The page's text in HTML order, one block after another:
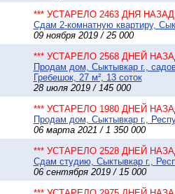
*** УСТАРЕЛО 2463 ДНЯ НАЗАД
Сдам 2-комнатную квартиру,
09 ноября 2019 / 25 000
*** УСТАРЕЛО 2568 ДНЕЙ
Продам дом, Сыктывкар г.,
Гребешок, 27 м², 13 соток
28 июля 2019 / 145 000
*** УСТАРЕЛО 1980 ДНЕЙ
Продам дом, Сыктывкар г.,
06 марта 2021 / 1 350 000
*** УСТАРЕЛО 2528 ДНЕЙ
Сдам студию, Сыктывкар г.,
06 сентября 2019 / 15 000